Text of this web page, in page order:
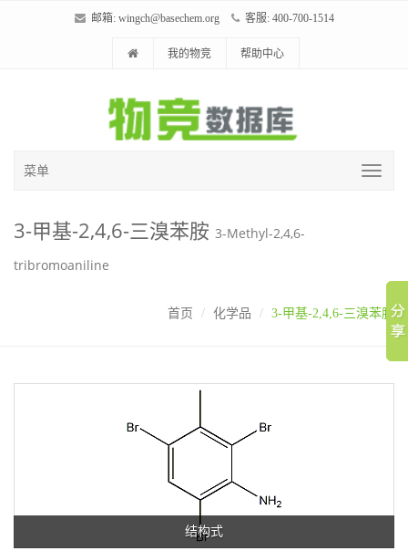
邮箱: wingch@basechem.org 客服: 400-700-1514
我的物竞 帮助中心
菜单
3-甲基-2,4,6-三溴苯胺 3-Methyl-2,4,6-
tribromoaniline
首页 化学品 3-甲基-2,4,6-三溴苯胺
结构式